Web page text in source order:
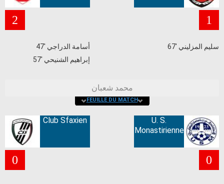
2
47' أسامة الدراجي
57' إبراهيم الشنيحي
1
67' سليم المزليني
محمد شعبان
FEUILLE DU MATCH
Club Sfaxien
0
U. S.
Monastirienne
0